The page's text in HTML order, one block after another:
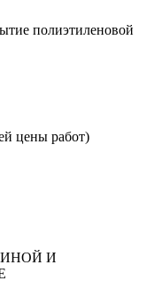
полиэтиленовой
цены работ)
И